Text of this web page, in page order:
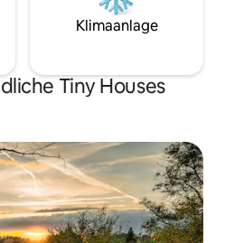
Klimaanlage
Tiny Houses